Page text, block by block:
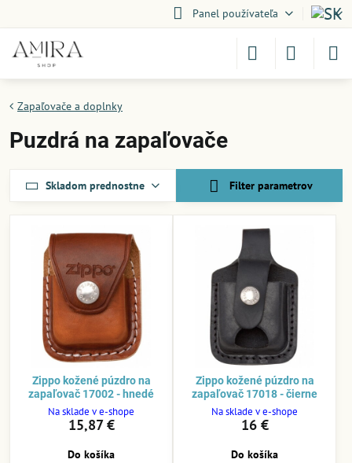
Panel používateľa
Zapaľovače a doplnky
Puzdrá na zapaľovače
Skladom prednostne Filter parametrov
Zippo kožené púzdro na
zapaľovač 17002 - hnedé
Na sklade v e-shope
15,87 €
Do košíka
Zippo kožené púzdro na
zapaľovač 17018 - čierne
Na sklade v e-shope
16 €
Do košíka